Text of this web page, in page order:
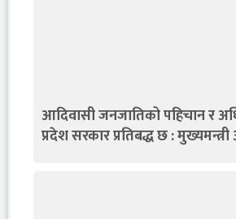
आदिवासी जनजातिको पहिचान र
प्रदेश सरकार प्रतिबद्ध छ :